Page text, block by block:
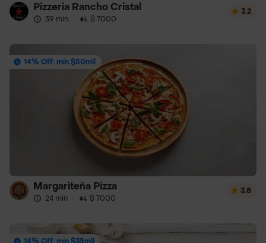
Pizzeria Rancho Cristal
39 min · $ 7000
3.2
14% Off: mín $50mil
Margariteña Pizza
24 min · $ 7000
3.8